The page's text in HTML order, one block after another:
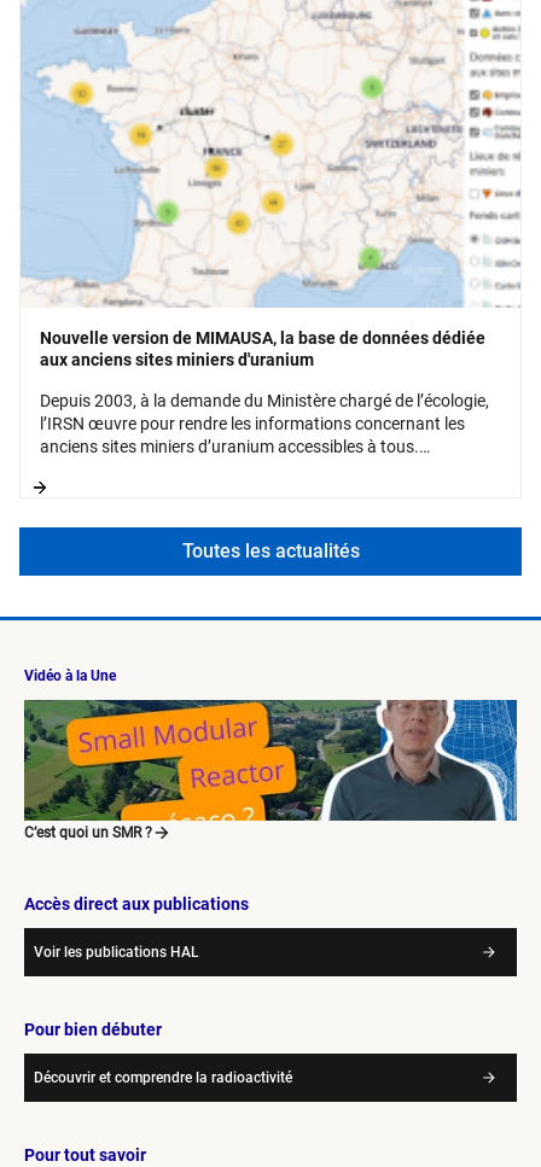
Nouvelle version de MIMAUSA, la base de données dédiée
aux anciens sites miniers d'uranium
Depuis 2003, à la demande du Ministère chargé de l’écologie,
l’IRSN œuvre pour rendre les informations concernant les
anciens sites miniers d’uranium accessibles à tous.
informations sont consultables via une application WEB
Toutes les actualités
Vidéo à la Une
C’est quoi un SMR ?
Accès direct aux publications
Voir les publications HAL
Pour bien débuter
Découvrir et comprendre la radioactivité
Pour tout savoir